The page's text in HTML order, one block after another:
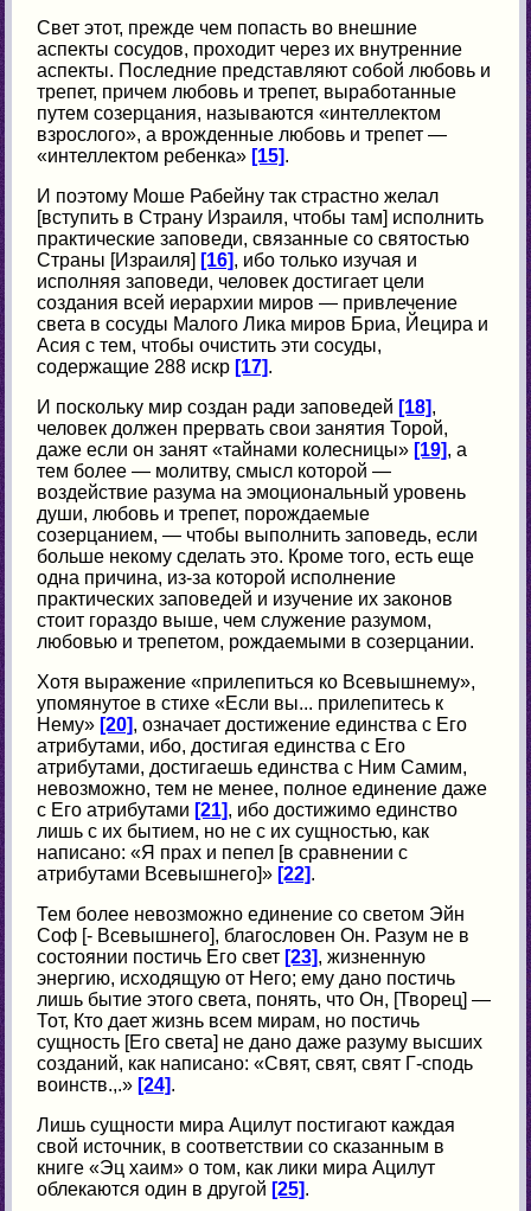
Свет этот, прежде чем попасть во внешние
аспекты сосудов, проходит через их внутренние
аспекты. Последние представляют собой любовь и
трепет, причем любовь и трепет, выработанные
путем созерцания, называются «интеллектом
взрослого», а врожденные любовь и трепет —
«интеллектом ребенка» [15].
И поэтому Моше Рабейну так страстно желал
[вступить в Страну Израиля, чтобы там] исполнить
практические заповеди, связанные со святостью
Страны [Израиля]
[16], ибо только изучая и
исполняя заповеди, человек достигает цели
создания всей иерархии миров — привлечение
света в сосуды Малого Лика миров Бриа, Йецира и
Асия с тем, чтобы очистить эти сосуды,
содержащие 288 искр [17].
И поскольку мир создан ради заповедей [18],
человек должен прервать свои занятия Торой,
даже если он занят «тайнами колесницы» [19], а
тем более — молитву, смысл которой —
воздействие разума на эмоциональный уровень
души, любовь и трепет, порождаемые
созерцанием, — чтобы выполнить заповедь, если
больше некому сделать это. Кроме того, есть еще
одна причина, из-за которой исполнение
практических заповедей и изучение их законов
стоит гораздо выше, чем служение разумом,
любовью и трепетом, рождаемыми в созерцании.
Хотя выражение «прилепиться ко Всевышнему»,
упомянутое в стихе «Если вы... прилепитесь к
Нему» [20], означает достижение единства с Его
атрибутами, ибо, достигая единства с Его
атрибутами, достигаешь единства с Ним Самим,
невозможно, тем не менее, полное единение даже
с Его атрибутами [21], ибо достижимо единство
лишь с их бытием, но не с их сущностью, как
написано: «Я прах и пепел [в сравнении с
атрибутами Всевышнего]» [22].
Тем более невозможно единение со светом Эйн
Соф [- Всевышнего], благословен Он. Разум не в
состоянии постичь Его свет [23], жизненную
энергию, исходящую от Него; ему дано постичь
лишь бытие этого света, понять, что Он, [Творец] —
Тот, Кто дает жизнь всем мирам, но постичь
сущность [Его света] не дано даже разуму высших
созданий, как написано: «Свят, свят, свят Г-сподь
воинств.,.» [24].
Лишь сущности мира Ацилут постигают каждая
свой источник, в соответствии со сказанным в
книге «Эц хаим» о том, как лики мира Ацилут
облекаются один в другой [25].